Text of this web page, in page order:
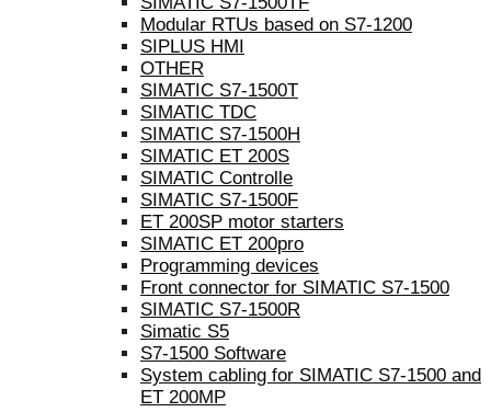
Modular RTUs based on S7-1200
SIPLUS HMI
OTHER
SIMATIC S7-1500T
SIMATIC TDC
SIMATIC S7-1500H
SIMATIC ET 200S
SIMATIC Controlle
SIMATIC S7-1500F
ET 200SP motor starters
SIMATIC ET 200pro
Programming devices
Front connector for SIMATIC S7-1500
SIMATIC S7-1500R
Simatic S5
S7-1500 Software
System cabling for SIMATIC S7-1500 and
ET 200MP